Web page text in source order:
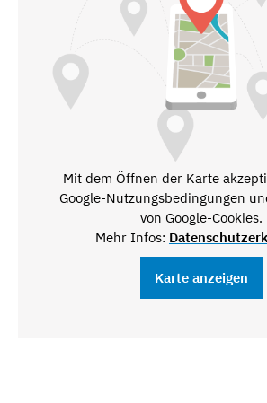
Mit dem Öffnen der Karte
Google-Nutzungsbedingungen
von Google-Cookies.
Mehr Infos:
Karte anzeigen